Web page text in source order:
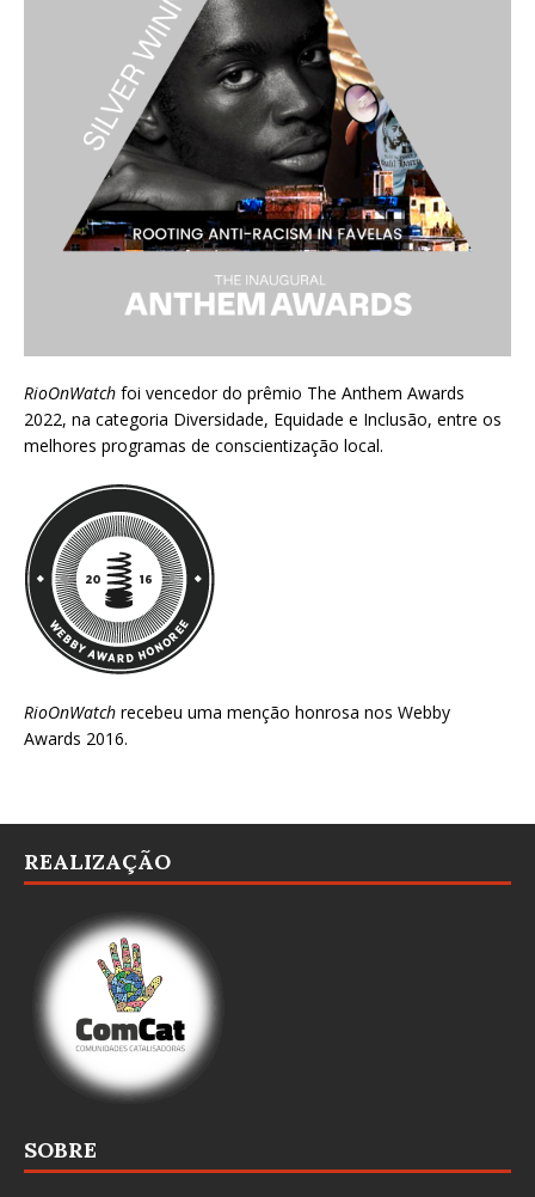
RioOnWatch foi vencedor do prêmio The Anthem Awards
2022, na categoria Diversidade, Equidade e Inclusão, entre os
melhores programas de conscientização local.
RioOnWatch recebeu uma menção honrosa nos Webby
Awards 2016.
REALIZAÇÃO
SOBRE